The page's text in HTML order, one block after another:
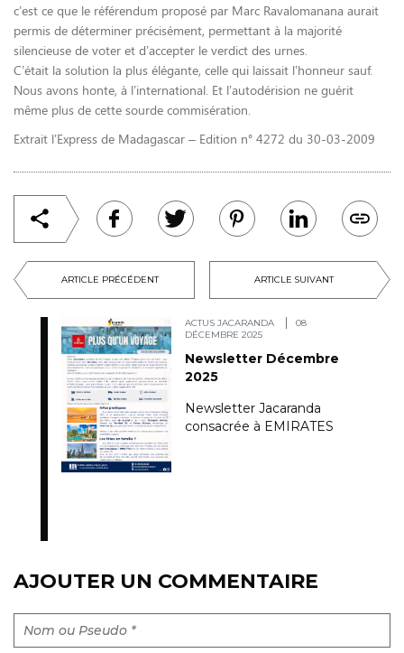
ARTICLE PRÉCÉDENT ARTICLE SUIVANT
ACTUS JACARANDA
08
DÉCEMBRE 2025
Newsletter Décembre
2025
Newsletter Jacaranda
consacrée à EMIRATES
c’est ce que le référendum proposé par Marc Ravalomanana aurait
permis de déterminer précisément, permettant à la majorité
silencieuse de voter et d’accepter le verdict des urnes.
C’était la solution la plus élégante, celle qui laissait l’honneur sauf.
Nous avons honte, à l’international. Et l’autodérision ne guérit
même plus de cette sourde commisération.
Extrait l’Express de Madagascar – Edition n° 4272 du 30-03-2009
AJOUTER UN COMMENTAIRE